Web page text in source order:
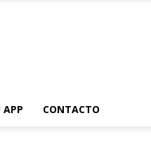
APP CONTACTO